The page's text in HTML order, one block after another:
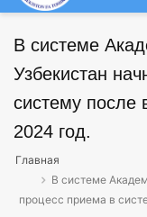
В системе
Узбекистан
систему после
2024 год.
Главная
В системе
процесс приема в